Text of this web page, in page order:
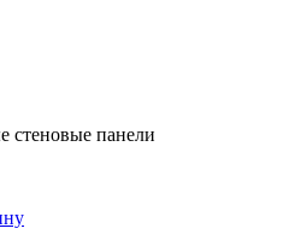
стеновые панели